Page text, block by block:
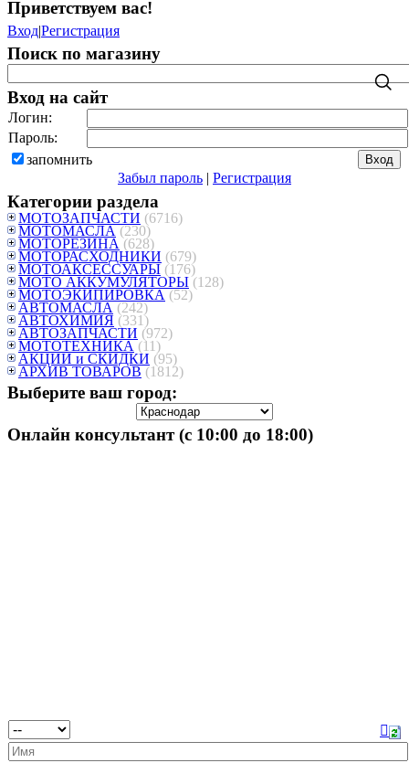
Приветствуем вас!
Вход|Регистрация
Поиск по магазину
Вход на сайт
Логин:
Пароль:
запомнить
Забыл пароль | Регистрация
Категории раздела
МОТОЗАПЧАСТИ (6716)
МОТОМАСЛА (230)
МОТОРЕЗИНА (628)
МОТОРАСХОДНИКИ (679)
МОТОАКСЕССУАРЫ (176)
МОТО АККУМУЛЯТОРЫ (128)
МОТОЭКИПИРОВКА (52)
АВТОМАСЛА (242)
АВТОХИМИЯ (331)
АВТОЗАПЧАСТИ (972)
МОТОТЕХНИКА (11)
АКЦИИ и СКИДКИ (95)
АРХИВ ТОВАРОВ (1812)
Выберите ваш город:
Онлайн консультант (с 10:00 до 18:00)